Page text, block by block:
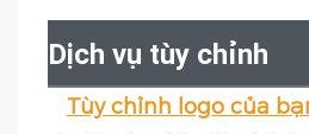
Dịch vụ tùy chỉnh
Tùy chỉnh logo của